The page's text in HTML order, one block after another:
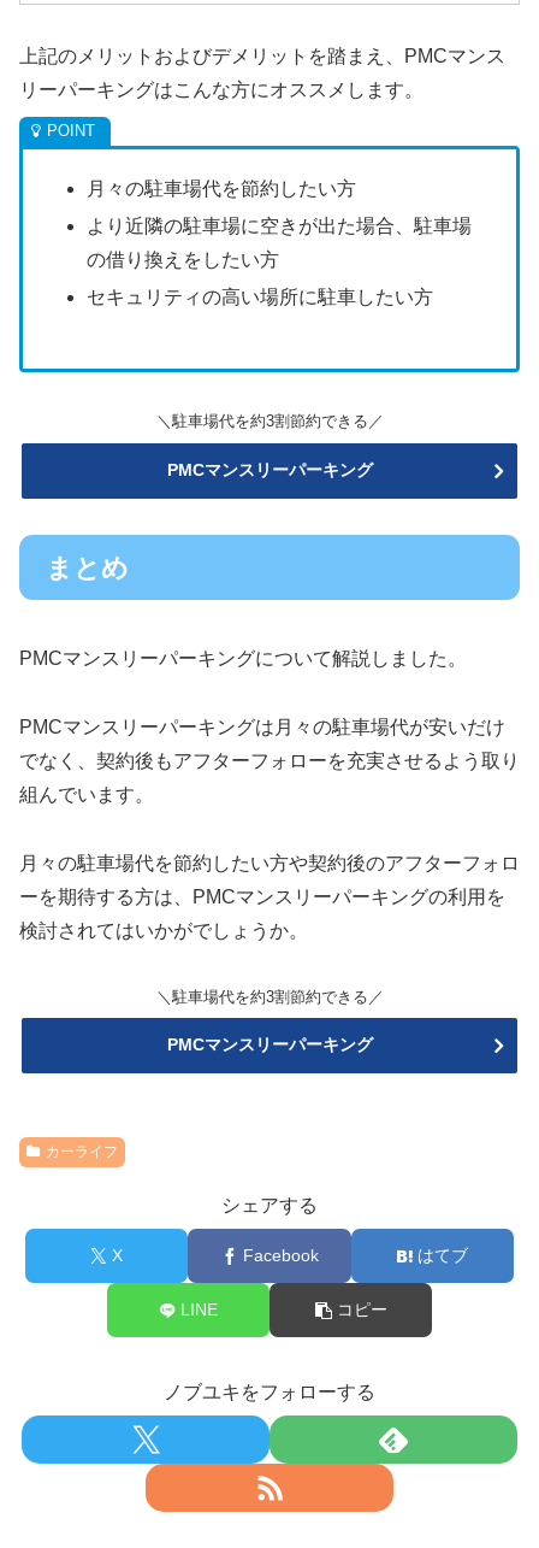
上記のメリットおよびデメリットを踏まえ、PMCマンス
リーパーキングはこんな方にオススメします。
月々の駐車場代を節約したい方
より近隣の駐車場に空きが出た場合、駐車場
の借り換えをしたい方
セキュリティの高い場所に駐車したい方
＼駐車場代を約3割節約できる／
PMCマンスリーパーキング
まとめ
PMCマンスリーパーキングについて解説しました。
PMCマンスリーパーキングは月々の駐車場代が安いだけ
でなく、契約後もアフターフォローを充実させるよう取り
組んでいます。
月々の駐車場代を節約したい方や契約後のアフターフォロ
ーを期待する方は、PMCマンスリーパーキングの利用を
検討されてはいかがでしょうか。
＼駐車場代を約3割節約できる／
PMCマンスリーパーキング
カーライフ
シェアする
X Facebook はてブ
LINE コピー
ノブユキをフォローする